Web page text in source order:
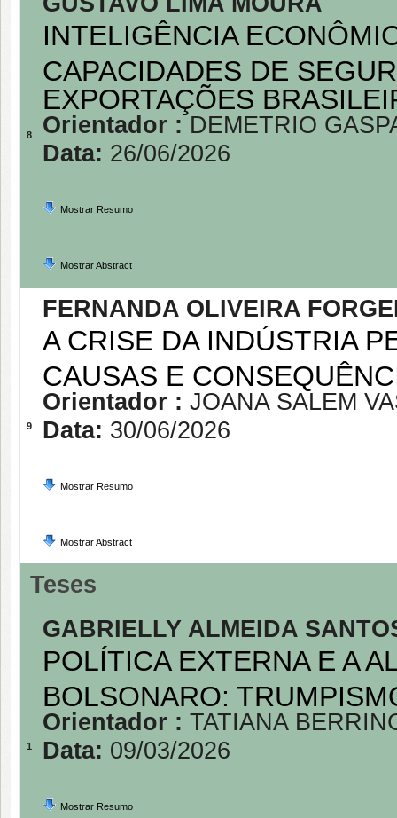
8
INTELIGÊNCIA
CAPACIDADES DE
EXPORTAÇÕES
Orientador : DEMETRIO
Data: 26/06/2026
Mostrar Resumo
Mostrar Abstract
9
FERNANDA OLIVEIRA
A CRISE DA INDÚSTRIA
CAUSAS E
Orientador : JOANA SALEM
Data: 30/06/2026
Mostrar Resumo
Mostrar Abstract
Teses
1
GABRIELLY ALMEIDA
POLÍTICA EXTERNA E A
BOLSONARO:
Orientador : TATIANA
Data: 09/03/2026
Mostrar Resumo